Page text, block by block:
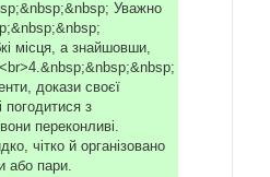
Уважно
місця, а знайшовши,
докази своєї
погодитися з
переконливі.
чітко й організовано
або пари.